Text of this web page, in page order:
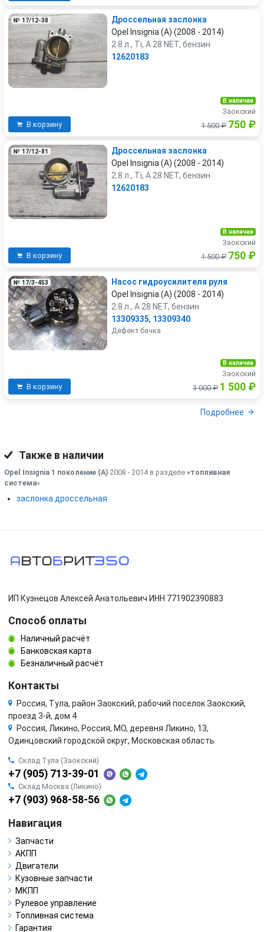
№ 17/12-38
Дроссельная заслонка
Opel Insignia (A) (2008 - 2014)
2.8 л., Ti, A 28 NET, бензин
12620183
В корзину
В наличии
Заокский
1 500 ₽ 750 ₽
№ 17/12-81
Дроссельная заслонка
Opel Insignia (A) (2008 - 2014)
2.8 л., Ti, A 28 NET, бензин
12620183
В корзину
В наличии
Заокский
1 500 ₽ 750 ₽
№ 17/3-453
Насос гидроусилителя руля
Opel Insignia (A) (2008 - 2014)
2.8 л., A 28 NET, бензин
13309335, 13309340
Дефект бачка
В корзину
В наличии
Заокский
3 000 ₽ 1 500 ₽
Подробнее
Также в наличии
Opel Insignia 1 поколение (A) 2008 - 2014 в разделе «топливная
система»
заслонка дроссельная
ИП Кузнецов Алексей Анатольевич ИНН 771902390883
Способ оплаты
Наличный расчёт
Банковская карта
Безналичный расчёт
Контакты
Россия, Тула, район Заокский, рабочий поселок Заокский,
проезд 3-й, дом 4
Россия, Ликино, Россия, МО, деревня Ликино, 13,
Одинцовский городской округ, Московская область
Склад Тула (Заокский)
+7 (905) 713-39-01
Склад Москва (Ликино)
+7 (903) 968-58-56
Навигация
Запчасти
АКПП
Двигатели
Кузовные запчасти
МКПП
Рулевое управление
Топливная система
Гарантия